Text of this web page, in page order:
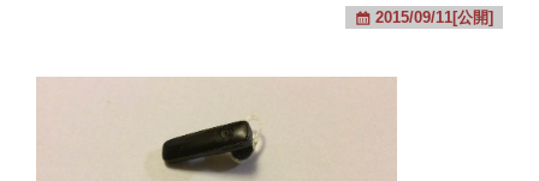
2015/09/11[公開]